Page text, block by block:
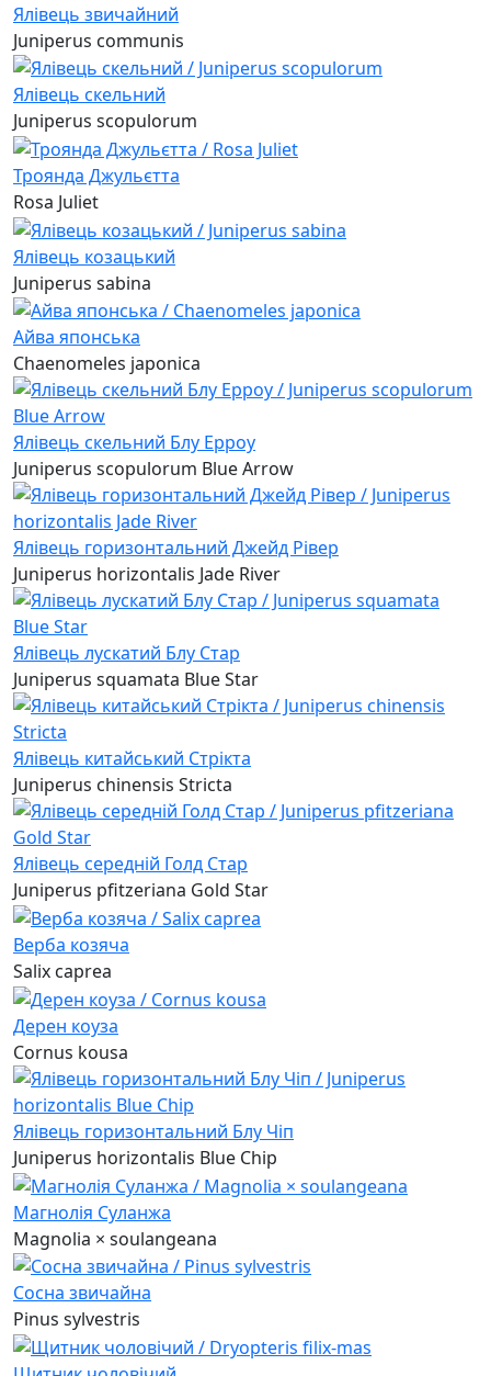
Ялівець звичайний
Juniperus communis
Ялівець скельний
Juniperus scopulorum
Троянда Джульєтта
Rosa Juliet
Ялівець козацький
Juniperus sabina
Айва японська
Chaenomeles japonica
Ялівець скельний Блу Ерроу
Juniperus scopulorum Blue Arrow
Ялівець горизонтальний Джейд Рівер
Juniperus horizontalis Jade River
Ялівець лускатий Блу Стар
Juniperus squamata Blue Star
Ялівець китайський Стрікта
Juniperus chinensis Stricta
Ялівець середній Голд Стар
Juniperus pfitzeriana Gold Star
Верба козяча
Salix caprea
Дерен коуза
Cornus kousa
Ялівець горизонтальний Блу Чіп
Juniperus horizontalis Blue Chip
Магнолія Суланжа
Magnolia × soulangeana
Сосна звичайна
Pinus sylvestris